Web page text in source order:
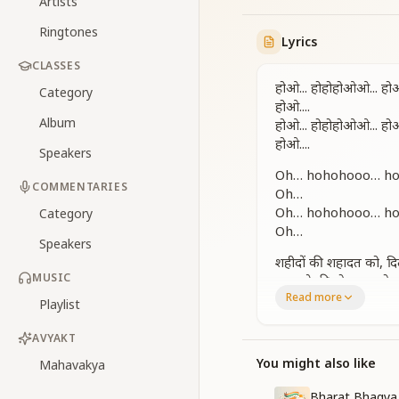
Ringtones
CLASSES
Category
Album
Speakers
COMMENTARIES
Category
Speakers
MUSIC
Playlist
AVYAKT
Mahavakya
Lyrics
होओ... होहोहोओओ...
होओ....
होओ... होहोहोओओ...
होओ....
Oh… hohohooo…
Oh…
Oh… hohohooo…
Oh…
शहीदों की शहादत को,
वतन से की मोहब्बत
वतन से की मोहब्बत जो,
वतन से की मोहब्बत
वतन से की मोहब्बत जो,
We salute from
Read more
You might also like